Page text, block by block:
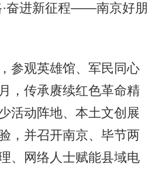
·奋进新征程——南京好朋
观英雄馆、军民同心
，传承赓续红色革命精
活动阵地、本土文创展
，并召开南京、毕节两
、网络人士赋能县域电